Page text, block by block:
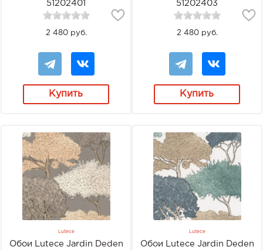
51202401
2 480 руб.
Купить
51202403
2 480 руб.
Купить
Lutece
Обои Lutece Jardin Deden
Lutece
Обои Lutece Jardin Deden